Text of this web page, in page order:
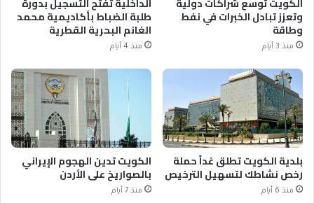
الكويت توسع شراكات دولية
وتعزز تبادل الخبرات في نفط
وطاقة
منذ 3 أيام
الداخلية تفتح التسجيل بدورة
طلبة الضباط بأكاديمية محمد
الغانم البحرية القطرية
منذ 4 أيام
بلدية الكويت تطلق غداً حملة
رخص نشاطك لتسهيل الترخيص
منذ 6 أيام
الكويت تدين الهجوم الإيراني
بالصواريخ على الأردن
منذ 7 أيام